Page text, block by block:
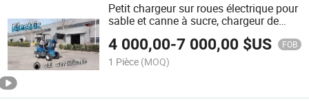
Petit chargeur sur roues électrique pour
sable et canne à sucre, chargeur de
gravier et de grain, mini chargeur sur
roues électrique
4 000,00-7 000,00 $US FOB
1 Pièce (MOQ)